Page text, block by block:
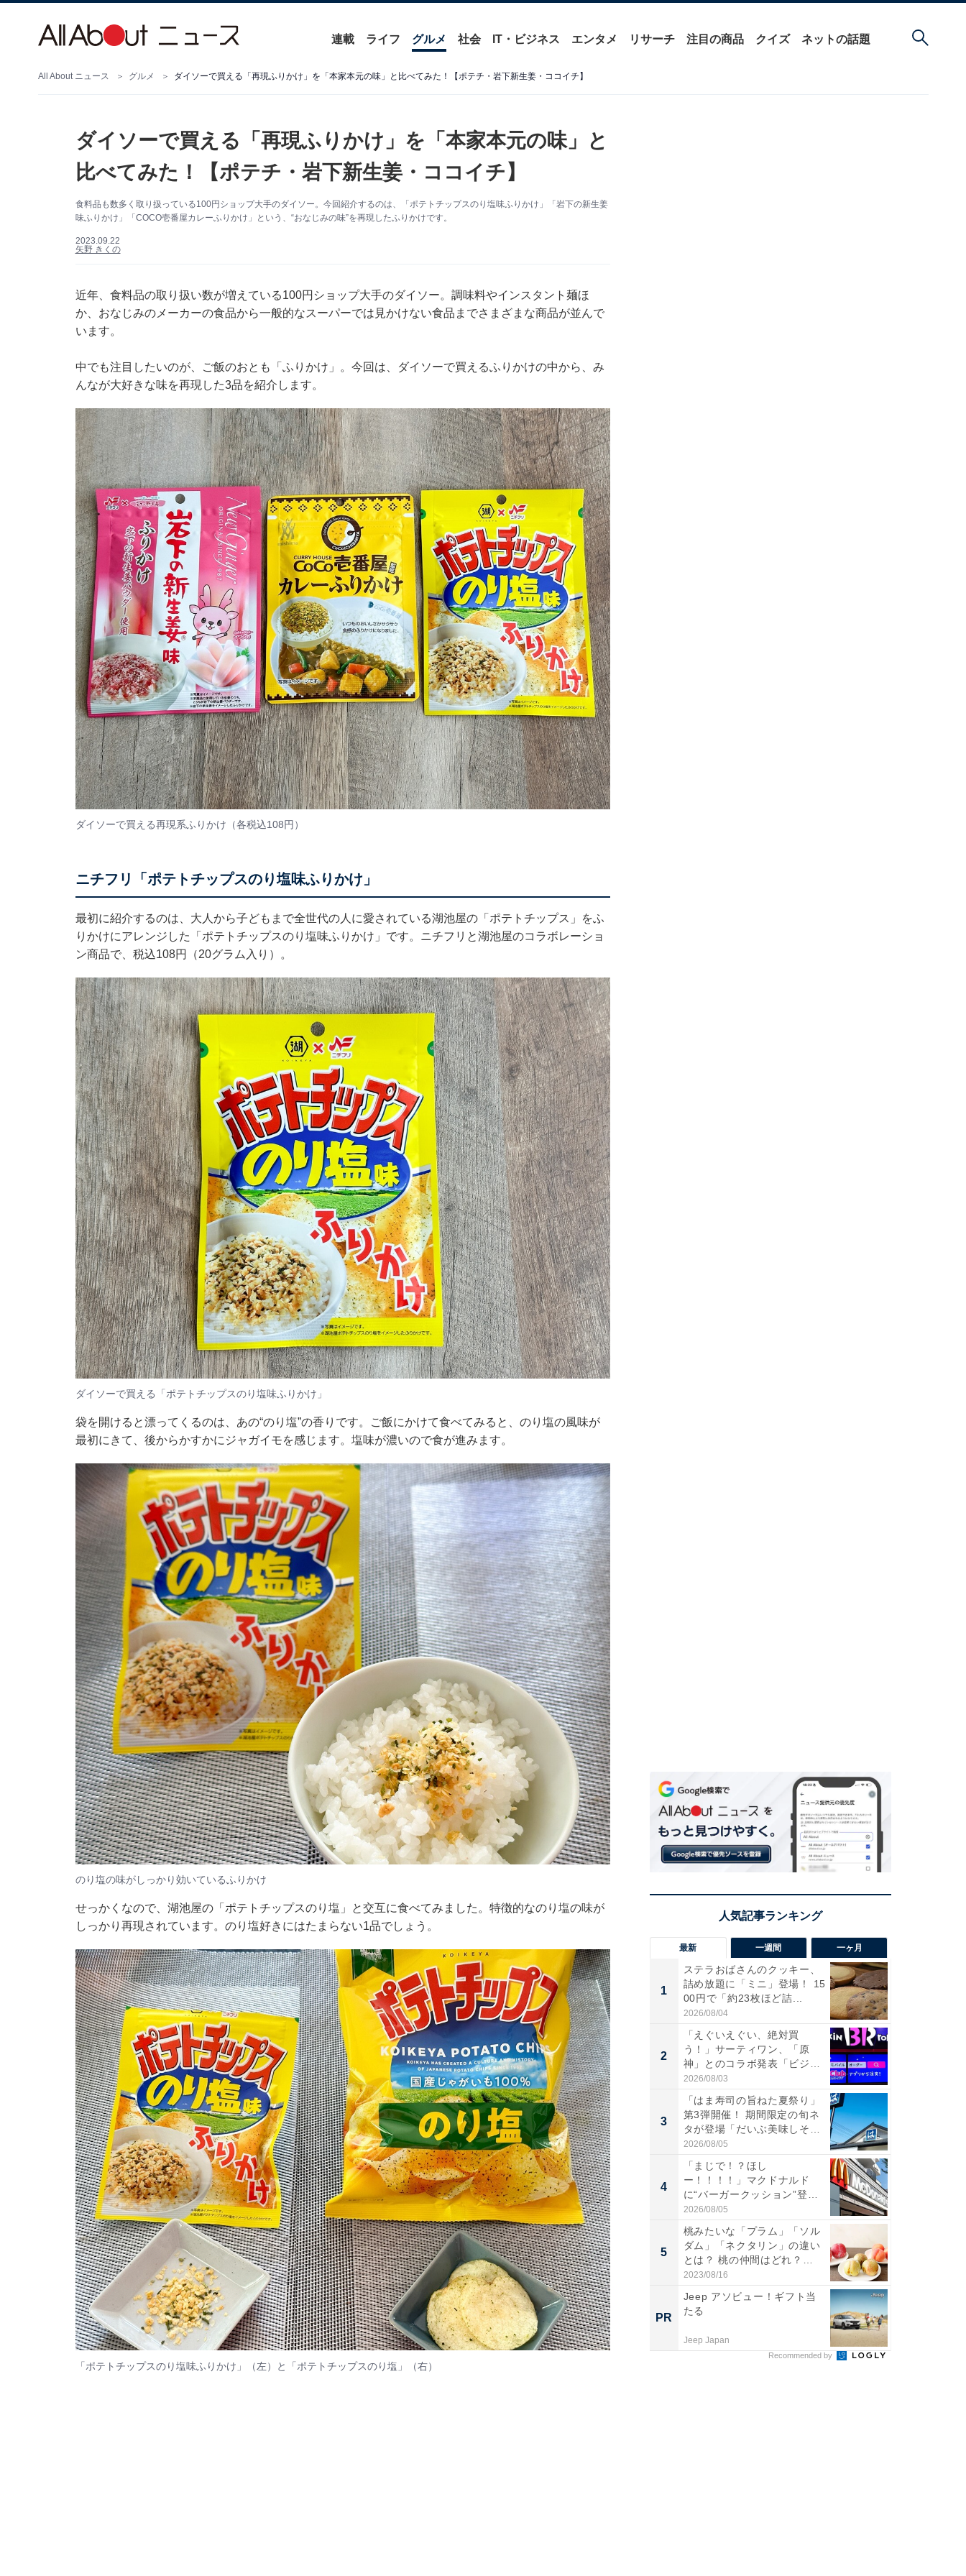
連載 ライフ グルメ 社会 IT・ビジネス エンタメ リサーチ 注目の商品 クイズ ネットの話題
All About ニュース グルメ ダイソーで買える「再現ふりかけ」を「本家本元の味」と比べてみた！【ポテチ・岩下新生姜・ココイチ】
ダイソーで買える「再現ふりかけ」を「本家本元の味」と
比べてみた！【ポテチ・岩下新生姜・ココイチ】
食料品も数多く取り扱っている100円ショップ大手のダイソー。今回紹介するのは、「ポテトチップスのり塩味ふりかけ」「岩下の新生姜
味ふりかけ」「COCO壱番屋カレーふりかけ」という、“おなじみの味”を再現したふりかけです。
2023.09.22
矢野 きくの
近年、食料品の取り扱い数が増えている100円ショップ大手のダイソー。調味料やインスタント麺ほ
か、おなじみのメーカーの食品から一般的なスーパーでは見かけない食品までさまざまな商品が並んで
います。
中でも注目したいのが、ご飯のおとも「ふりかけ」。今回は、ダイソーで買えるふりかけの中から、み
んなが大好きな味を再現した3品を紹介します。
ダイソーで買える再現系ふりかけ（各税込108円）
ニチフリ「ポテトチップスのり塩味ふりかけ」
最初に紹介するのは、大人から子どもまで全世代の人に愛されている湖池屋の「ポテトチップス」をふ
りかけにアレンジした「ポテトチップスのり塩味ふりかけ」です。ニチフリと湖池屋のコラボレーショ
ン商品で、税込108円（20グラム入り）。
ダイソーで買える「ポテトチップスのり塩味ふりかけ」
袋を開けると漂ってくるのは、あの“のり塩”の香りです。ご飯にかけて食べてみると、のり塩の風味が
最初にきて、後からかすかにジャガイモを感じます。塩味が濃いので食が進みます。
のり塩の味がしっかり効いているふりかけ
せっかくなので、湖池屋の「ポテトチップスのり塩」と交互に食べてみました。特徴的なのり塩の味が
しっかり再現されています。のり塩好きにはたまらない1品でしょう。
「ポテトチップスのり塩味ふりかけ」（左）と「ポテトチップスのり塩」（右）
最新 一週間 一ヶ月
1
ステラおばさんのクッキー、
詰め放題に「ミニ」登場！ 15
00円で「約23枚ほど詰...
2026/08/04
2
「えぐいえぐい、絶対買
う！」サーティワン、「原
神」とのコラボ発表「ビジュ
が神」「...
2026/08/03
3
「はま寿司の旨ねた夏祭り」
第3弾開催！ 期間限定の旬ネ
タが登場「だいぶ美味しそ
う...
2026/08/05
4
「まじで！？ほし
ー！！！！」マクドナルド
に“バーガークッション”登場
「これはなか...
2026/08/05
5
桃みたいな「プラム」「ソル
ダム」「ネクタリン」の違い
とは？ 桃の仲間はどれ？
味...
2023/08/16
PR
Jeep アソビュー！ギフト当
たる
Jeep Japan
Recommended by